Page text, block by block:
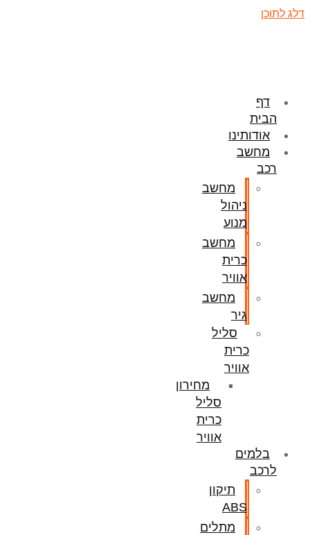
דלג לתוכן
דף
הבית
אודותינו
מחשב
רכב
מחשב
ניהול
מנוע
מחשב
כרית
אוויר
מחשב
גיר
סליל
כרית
אוויר
מחירון
סליל
כרית
אוויר
בלמים
לרכב
תיקון
ABS
מתלים